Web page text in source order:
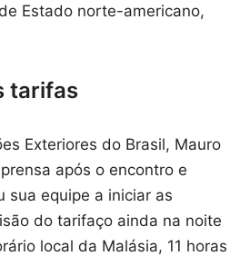
Estado norte-americano,
tarifas
Exteriores do Brasil, Mauro
após o encontro e
sua equipe a iniciar as
do tarifaço ainda na noite
local da Malásia, 11 horas